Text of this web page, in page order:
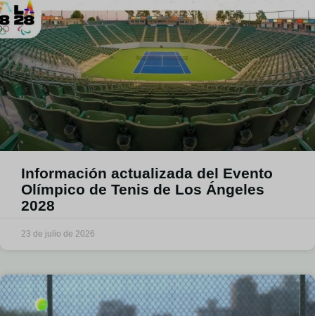
Información actualizada del Evento
Olímpico de Tenis de Los Ángeles
2028
23 de julio de 2026